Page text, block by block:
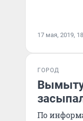
17 мая, 2019,
ГОРОД
По